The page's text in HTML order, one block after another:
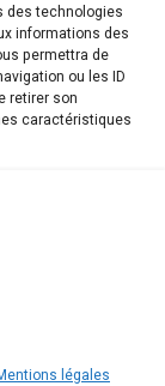
des technologies
informations des
permettra de
ou les ID
retirer son
caractéristiques
légales
réservés.